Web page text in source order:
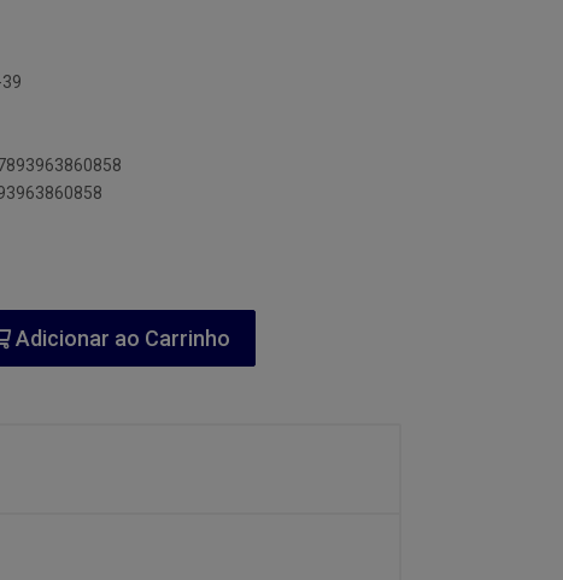
Adicionar ao Carrinho